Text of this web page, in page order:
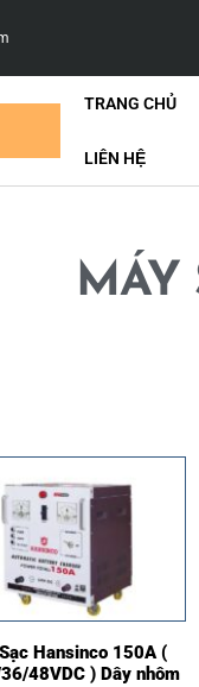
TRANG CHỦ
LIÊN HỆ
MÁY
Hansinco 150A (
48VDC ) Dây nhôm